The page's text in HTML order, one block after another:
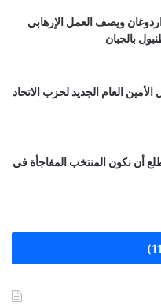
ويصف العمل الإرهابي
بالجبان
العام الجديد لحزب الاتحاد
أن نكون المنتخب المفاجأة في